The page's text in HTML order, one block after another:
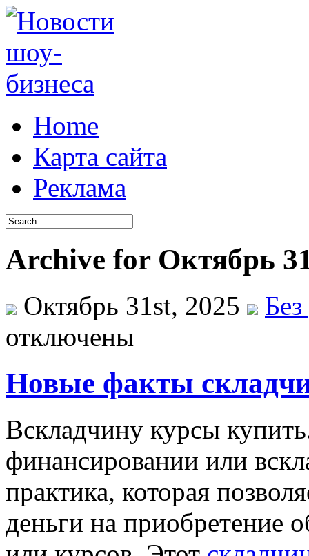
Home
Карта сайта
Реклама
Archive for Октябрь
Октябрь 31st, 2025
отключены
Новые факты
Всклaдчину курсы
финансировании или
практика, которая
деньги на приобретение